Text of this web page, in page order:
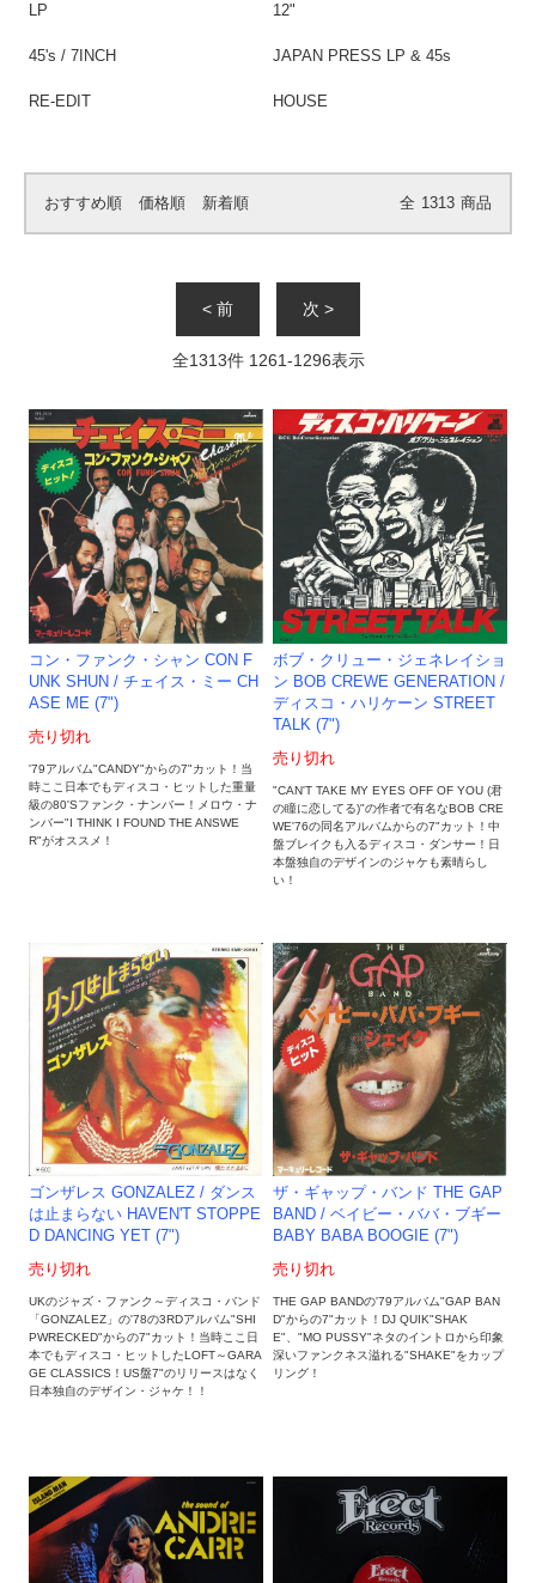
LP 12"
45's / 7INCH JAPAN PRESS LP & 45s
RE-EDIT HOUSE
おすすめ順 価格順 新着順 全 1313 商品
< 前 次 >
全1313件 1261-1296表示
コン・ファンク・シャン CON F
UNK SHUN / チェイス・ミー CH
ASE ME (7")
売り切れ
'79アルバム"CANDY"からの7"カット！当
時ここ日本でもディスコ・ヒットした重量
級の80'Sファンク・ナンバー！メロウ・ナ
ンバー"I THINK I FOUND THE ANSWE
R"がオススメ！
ボブ・クリュー・ジェネレイショ
ン BOB CREWE GENERATION /
ディスコ・ハリケーン STREET
TALK (7")
売り切れ
"CAN'T TAKE MY EYES OFF OF YOU (君
の瞳に恋してる)"の作者で有名なBOB CRE
WE'76の同名アルバムからの7"カット！中
盤ブレイクも入るディスコ・ダンサー！日
本盤独自のデザインのジャケも素晴らし
い！
ゴンザレス GONZALEZ / ダンス
は止まらない HAVEN'T STOPPE
D DANCING YET (7")
売り切れ
UKのジャズ・ファンク～ディスコ・バンド
「GONZALEZ」の'78の3RDアルバム"SHI
PWRECKED"からの7"カット！当時ここ日
本でもディスコ・ヒットしたLOFT～GARA
GE CLASSICS！US盤7"のリリースはなく
日本独自のデザイン・ジャケ！！
ザ・ギャップ・バンド THE GAP
BAND / ベイビー・ババ・ブギー
BABY BABA BOOGIE (7")
売り切れ
THE GAP BANDの'79アルバム"GAP BAN
D"からの7"カット！DJ QUIK"SHAK
E"、"MO PUSSY"ネタのイントロから印象
深いファンクネス溢れる"SHAKE"をカップ
リング！